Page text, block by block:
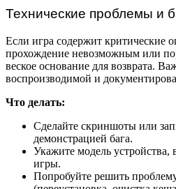
Технические проблемы и
Если игра содержит критические
прохождение невозможным или
веское основание для возврата.
воспроизводимой и
Что делать:
Сделайте скриншоты или
демонстрацией бага.
Укажите модель
игры.
Попробуйте решить